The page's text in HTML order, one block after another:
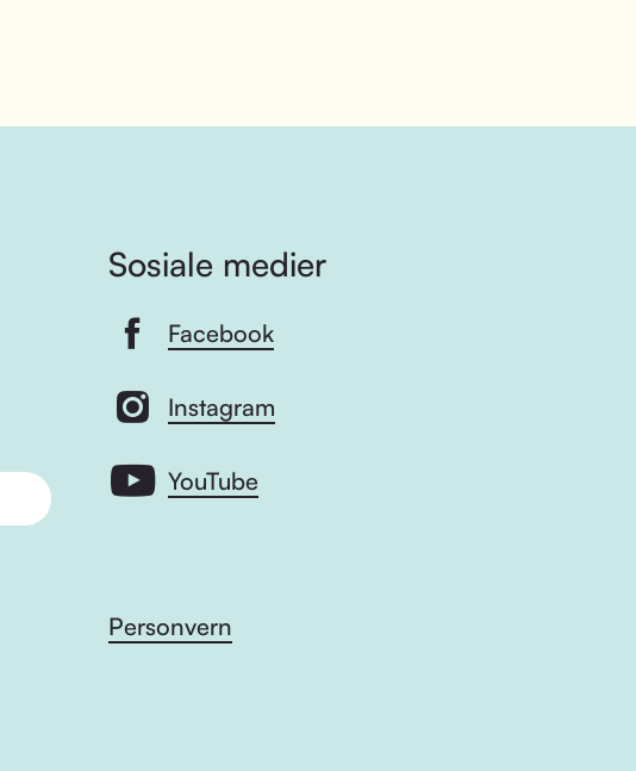
Sosiale medier
Facebook
Instagram
YouTube
Personvern